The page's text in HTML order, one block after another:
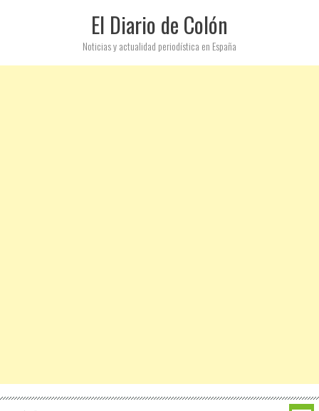
El Diario de Colón
Noticias y actualidad periodística en España